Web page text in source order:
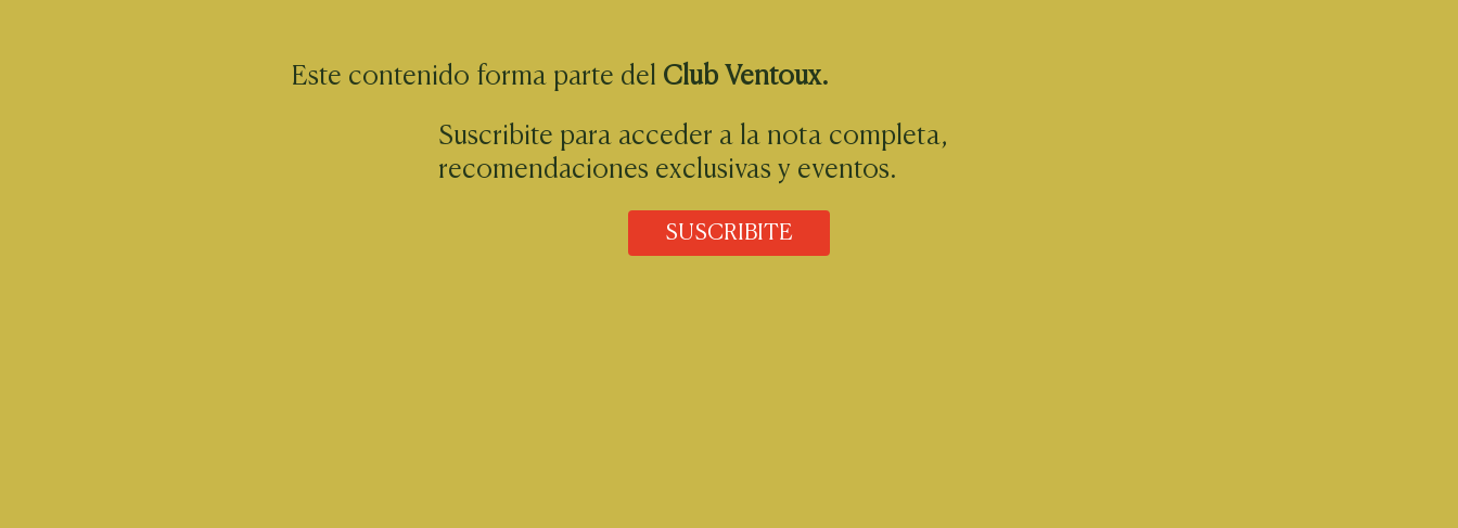
Este contenido forma parte del Club Ventoux.
Suscribite para acceder a la nota completa,
recomendaciones exclusivas y eventos.
SUSCRIBITE